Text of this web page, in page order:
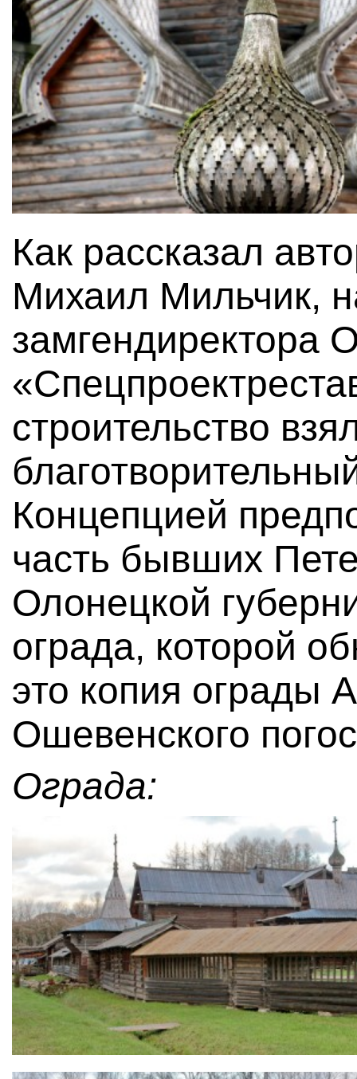
Как рассказал
Михаил Мильчик,
замгендиректора
строительство
Концепцией
часть бывших
Олонецкой
ограда, которой
это копия ограды
Ошевенского
Ограда: